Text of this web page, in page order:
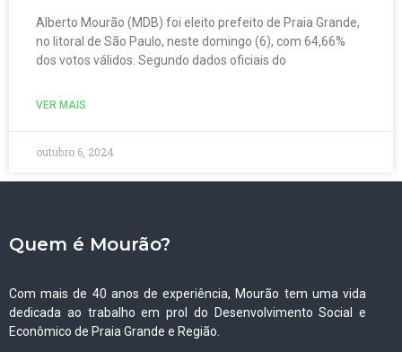
Alberto Mourão (MDB) foi eleito prefeito de Praia Grande,
no litoral de São Paulo, neste domingo (6), com 64,66%
dos votos válidos. Segundo dados oficiais do
VER MAIS
outubro 6, 2024
Quem é Mourão?
Com mais de 40 anos de experiência, Mourão tem uma vida
dedicada ao trabalho em prol do Desenvolvimento Social e
Econômico de Praia Grande e Região.